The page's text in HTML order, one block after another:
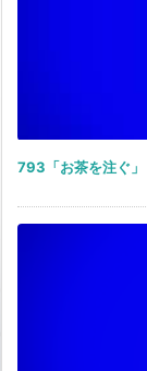
793「お茶を注ぐ」